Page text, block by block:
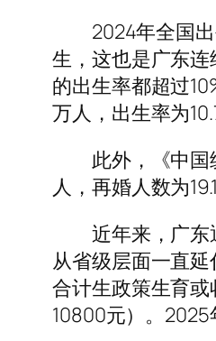
2024年全国出
生，这也是广东
的出生率都超过
万人，出生率为
此外，《中国统
人，再婚人数为
近年来，广东通
从省级层面一直
合计生政策生育
10800元）。